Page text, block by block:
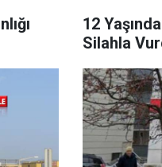
12
Silahla